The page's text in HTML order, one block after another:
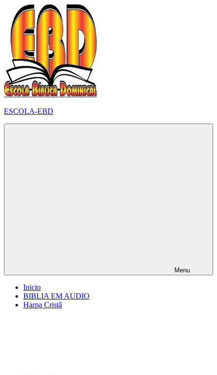
para
conteúdo
ESCOLA-EBD
Menu
Inicio
BIBLIA EM AUDIO
Harpa Cristã